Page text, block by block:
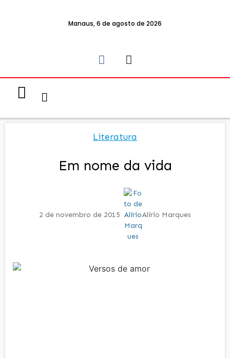
Manaus, 6 de agosto de 2026
Literatura
Em nome da vida
2 de novembro de 2015 Alírio Marques